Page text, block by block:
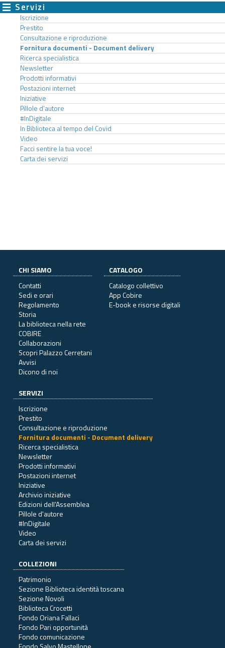
Servizi
Iscrizione
Prestito
Consultazione e riproduzione
Fornitura documenti - Document delivery
Ricerca specialistica
Newsletter
Prodotti informativi
Postazioni internet
Iniziative
Pillole d'autore
#InDigitale
In Biblioteca al tempo del Covid
Video
Facci sentire la tua voce!
Carta dei servizi
CHI SIAMO
Contatti
Sedi e orari
Regolamento
Storia
La biblioteca nella rete
COBIRE
Collaborazioni
Scopri Palazzo Cerretani
Avvisi
Dicono di noi
CATALOGO
Catalogo collettivo
App Cobire
E-book e risorse digitali
SERVIZI
Iscrizione
Prestito
Consultazione e riproduzione
Fornitura documenti - Document delivery
Ricerca specialistica
Newsletter
Prodotti informativi
Postazioni internet
Iniziative
Archivio iniziative
Edizioni dell'Assemblea
Pillole d'autore
#InDigitale
Video
Carta dei servizi
COLLEZIONI
Patrimonio
Sezione Biblioteca identità toscana
Sezione Novoli
Biblioteca Crocetti
Fondo Oriana Fallaci
Fondo Pari opportunità
Fondo comunicazione